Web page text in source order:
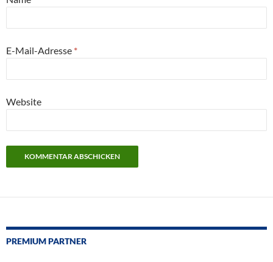
E-Mail-Adresse *
Website
PREMIUM PARTNER